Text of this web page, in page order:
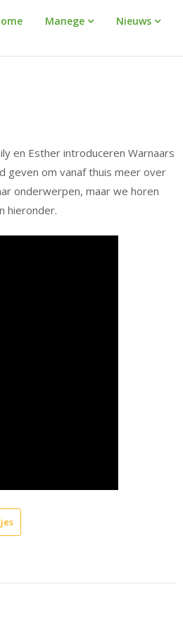
Manege Nieuws
en Esther introduceren Warnaars
geven om vanaf thuis meer over
onderwerpen, maar we horen
hieronder.